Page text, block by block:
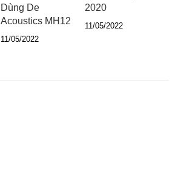
Dùng De
Acoustics MH12
11/05/2022
2020
11/05/2022